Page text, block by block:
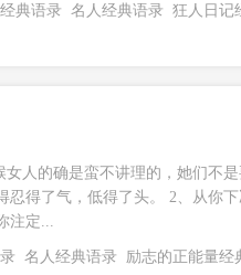
典语录 名人经典语录
狂人日记
人的确是蛮不讲理的，她们不
得了气，低得了头。 2、从你下
注定...
名人经典语录
励志的正能量经